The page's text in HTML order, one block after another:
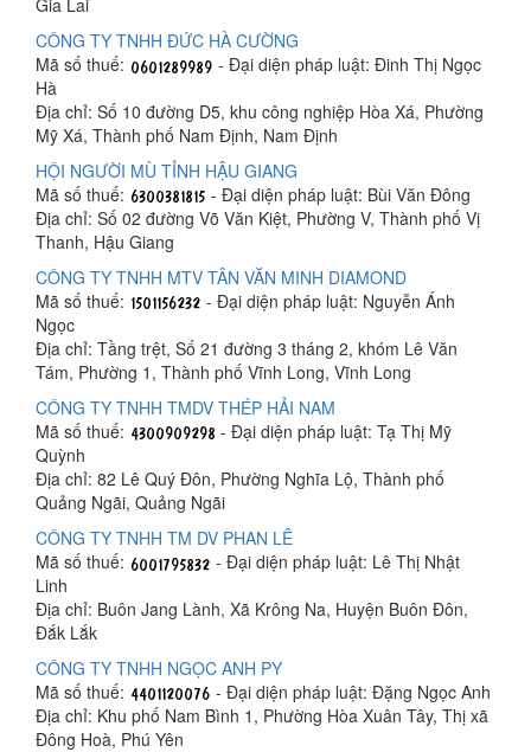
CÔNG TY TNHH ĐỨC HÀ CƯỜNG
Mã số thuế:
- Đại diện pháp luật: Đinh Thị Ngọc
Hà
Địa chỉ: Số 10 đường D5, khu công nghiệp Hòa Xá, Phường
Mỹ Xá, Thành phố Nam Định, Nam Định
HỘI NGƯỜI MÙ TỈNH HẬU GIANG
Mã số thuế:
- Đại diện pháp luật: Bùi Văn Đông
Địa chỉ: Số 02 đường Võ Văn Kiệt, Phường V, Thành phố Vị
Thanh, Hậu Giang
CÔNG TY TNHH MTV TÂN VĂN MINH DIAMOND
Mã số thuế:
- Đại diện pháp luật: Nguyễn Ánh
Ngọc
Địa chỉ: Tầng trệt, Số 21 đường 3 tháng 2, khóm Lê Văn
Tám, Phường 1, Thành phố Vĩnh Long, Vĩnh Long
CÔNG TY TNHH TMDV THÉP HẢI NAM
Mã số thuế:
- Đại diện pháp luật: Tạ Thị Mỹ
Quỳnh
Địa chỉ: 82 Lê Quý Đôn, Phường Nghĩa Lộ, Thành phố
Quảng Ngãi, Quảng Ngãi
CÔNG TY TNHH TM DV PHAN LÊ
Mã số thuế:
- Đại diện pháp luật: Lê Thị Nhật
Linh
Địa chỉ: Buôn Jang Lành, Xã Krông Na, Huyện Buôn Đôn,
Đắk Lắk
CÔNG TY TNHH NGỌC ANH PY
Mã số thuế:
- Đại diện pháp luật: Đặng Ngọc Anh
Địa chỉ: Khu phố Nam Bình 1, Phường Hòa Xuân Tây, Thị xã
Đông Hoà, Phú Yên